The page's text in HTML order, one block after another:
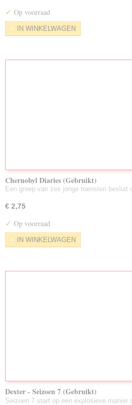
LuisterBoeken Gebruikt
Zeldzame DVD's
✓ Op voorraad
IN WINKELWAGEN
Chernobyl Diaries (Gebruikt)
Een groep van zes jonge toeristen besluit
€ 2,75
✓ Op voorraad
IN WINKELWAGEN
Dexter - Seizoen 7 (Gebruikt)
Seizoen 7 start op een explosieve manier